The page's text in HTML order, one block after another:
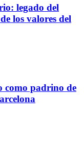
legado del
los valores del
como padrino de